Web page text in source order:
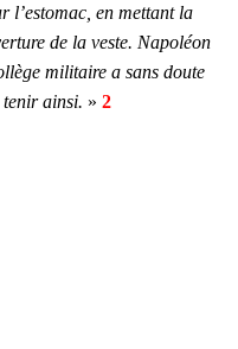
l’estomac, en mettant la
de la veste. Napoléon
militaire a sans doute
ainsi. » 2